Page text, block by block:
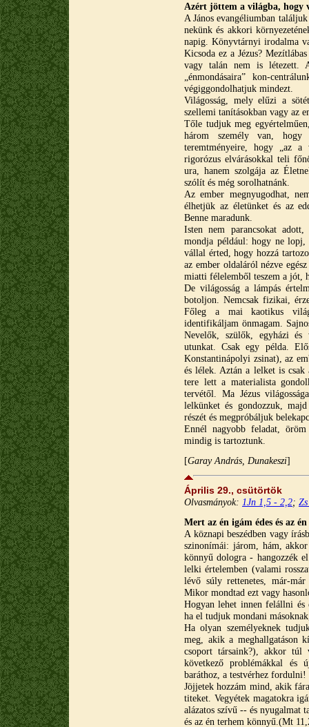
Azért jöttem a világba, hogy
A János evangéliumban
nekünk és akkori
napig. Könyvtárnyi irodalma
Kicsoda ez a Jézus?
vagy talán nem is létezett.
„énmondásaira” kon-
végiggondolhatjuk mindezt.
Világosság, mely elűzi a
szellemi tanításokban vagy az
Tőle tudjuk meg
három személy van, hogy
teremtményeire, hogy „az
rigorózus elvárásokkal teli
ura, hanem szolgája az
szólít és még sorolhatnánk.
Az ember megnyugodhat,
élhetjük az életünket és az
Benne maradunk.
Isten nem parancsokat
mondja például: hogy ne lopj,
vállal érted, hogy hozzá
az ember oldaláról nézve
miatti félelemből teszem a jót,
De világosság a lámpás
botoljon. Nemcsak fizikai,
Főleg a mai kaotikus
identifikáljam önmagam.
Nevelők, szülők, egyházi
utunkat. Csak egy példa.
Konstantinápolyi zsinat), az
és lélek. Aztán a lelket is csak
tere lett a materialista
tervétől. Ma Jézus
lelkünket és gondozzuk,
részét és megpróbáljuk
Ennél nagyobb feladat,
mindig is tartoztunk.
[Garay András, Dunakeszi]
Április 29., csütörtök
Olvasmányok: 1Jn 1,5 - 2,2;
Mert az én igám édes és az
A köznapi beszédben vagy
szinonímái: járom, hám,
könnyű dologra - hangozzék
lelki értelemben (valami
lévő súly rettenetes, már-
Mikor mondtad ezt vagy
Hogyan lehet innen felállni és
ha el tudjuk mondani
Ha olyan személyeknek
meg, akik a meghallgatáson
csoport társaink?), akkor
következő problémákkal
baráthoz, a testvérhez fordulni!
Jöjjetek hozzám mind, akik
titeket. Vegyétek magatokra
alázatos szívű -- és nyugalmat
és az én terhem könnyű.(Mt